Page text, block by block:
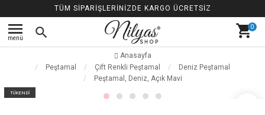
TÜM SİPARİŞLERİNİZDE KARGO ÜCRETSİZ
menu
menü search shopping_cart0
Anasayfa
Peştamal
Çift Renkli Peştamal
Deniz Peştamal
Peştamal, Deniz, Açık Mavi
TÜKENDİ